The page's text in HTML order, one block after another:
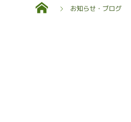
お知らせ・ブログ